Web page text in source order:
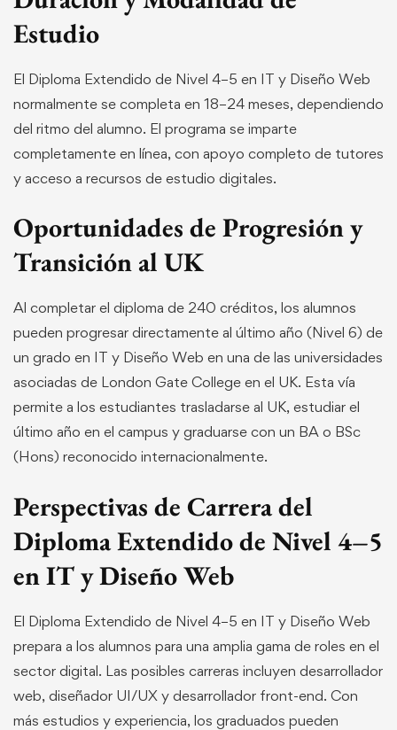
Estudio
El Diploma Extendido de Nivel 4–5 en IT y Diseño Web
normalmente se completa en 18–24 meses, dependiendo
del ritmo del alumno. El programa se imparte
completamente en línea, con apoyo completo de tutores
y acceso a recursos de estudio digitales.
Oportunidades de Progresión y
Transición al UK
Al completar el diploma de 240 créditos, los alumnos
pueden progresar directamente al último año (Nivel 6) de
un grado en IT y Diseño Web en una de las universidades
asociadas de London Gate College en el UK. Esta vía
permite a los estudiantes trasladarse al UK, estudiar el
último año en el campus y graduarse con un BA o BSc
(Hons) reconocido internacionalmente.
Perspectivas de Carrera del
Diploma Extendido de Nivel 4–5
en IT y Diseño Web
El Diploma Extendido de Nivel 4–5 en IT y Diseño Web
prepara a los alumnos para una amplia gama de roles en el
sector digital. Las posibles carreras incluyen desarrollador
web, diseñador UI/UX y desarrollador front-end. Con
más estudios y experiencia, los graduados pueden